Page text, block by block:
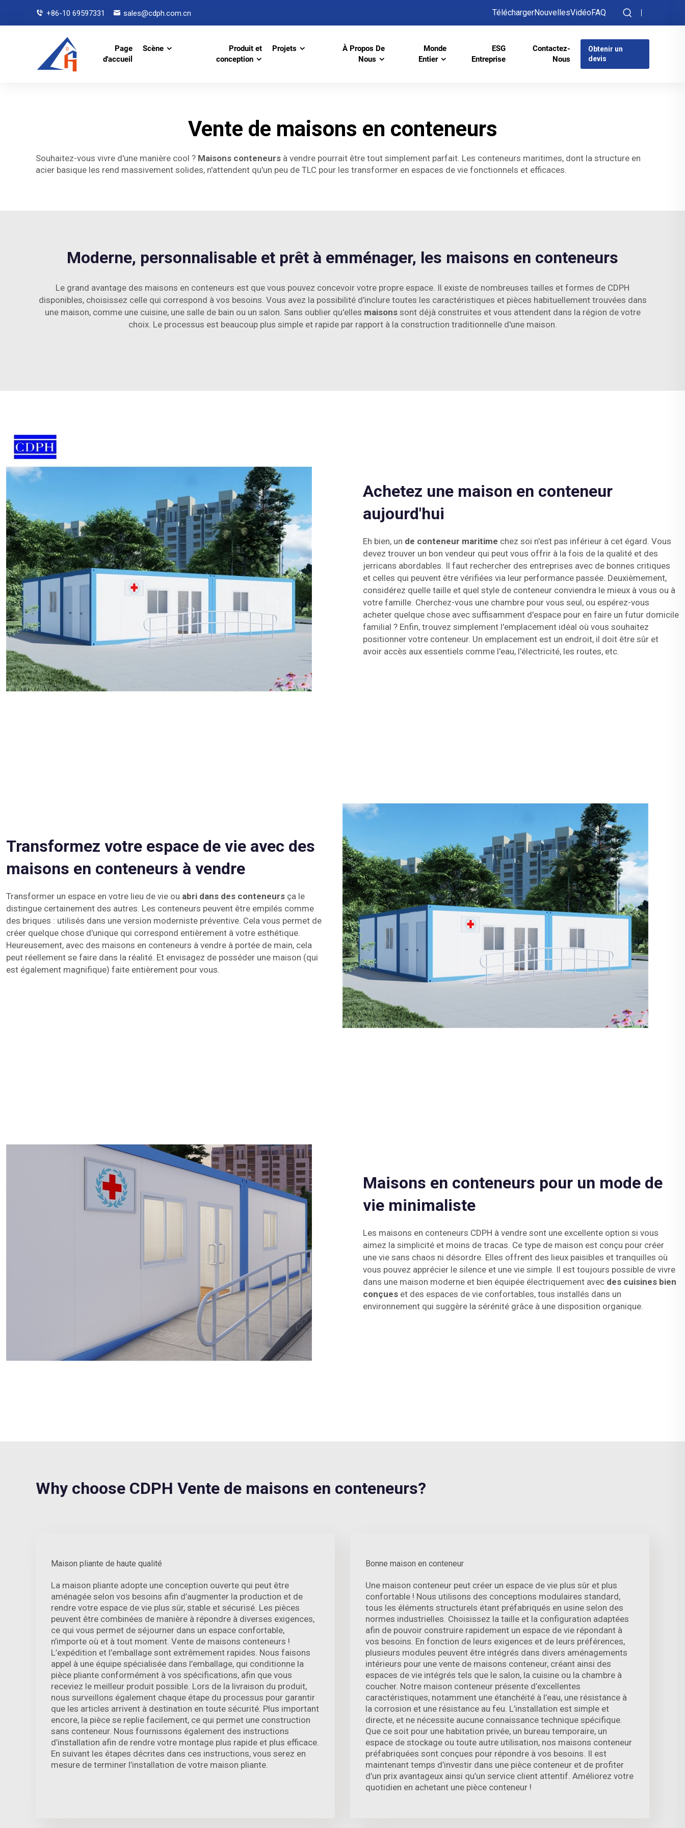
+86-10 69597331 sales@cdph.com.cn TéléchargerNouvellesVidéoFAQ
Page
d'accueil
Scène
Produit et
conception
Projets
À Propos De
Nous
Monde
Entier
ESG
Entreprise
Contactez-
Nous
Obtenir un
devis
Vente de maisons en conteneurs
Souhaitez-vous vivre d'une manière cool ? Maisons conteneurs à vendre pourrait être tout simplement parfait. Les conteneurs maritimes, dont la structure en
acier basique les rend massivement solides, n'attendent qu'un peu de TLC pour les transformer en espaces de vie fonctionnels et efficaces.
Moderne, personnalisable et prêt à emménager, les maisons en conteneurs
Le grand avantage des maisons en conteneurs est que vous pouvez concevoir votre propre espace. Il existe de nombreuses tailles et formes de CDPH
disponibles, choisissez celle qui correspond à vos besoins. Vous avez la possibilité d'inclure toutes les caractéristiques et pièces habituellement trouvées dans
une maison, comme une cuisine, une salle de bain ou un salon. Sans oublier qu'elles maisons sont déjà construites et vous attendent dans la région de votre
choix. Le processus est beaucoup plus simple et rapide par rapport à la construction traditionnelle d'une maison.
Achetez une maison en conteneur
aujourd'hui
Eh bien, un de conteneur maritime chez soi n'est pas inférieur à cet égard. Vous
devez trouver un bon vendeur qui peut vous offrir à la fois de la qualité et des
jerricans abordables. Il faut rechercher des entreprises avec de bonnes critiques
et celles qui peuvent être vérifiées via leur performance passée. Deuxièmement,
considérez quelle taille et quel style de conteneur conviendra le mieux à vous ou à
votre famille. Cherchez-vous une chambre pour vous seul, ou espérez-vous
acheter quelque chose avec suffisamment d'espace pour en faire un futur domicile
familial ? Enfin, trouvez simplement l'emplacement idéal où vous souhaitez
positionner votre conteneur. Un emplacement est un endroit, il doit être sûr et
avoir accès aux essentiels comme l'eau, l'électricité, les routes, etc.
Transformez votre espace de vie avec des
maisons en conteneurs à vendre
Transformer un espace en votre lieu de vie ou abri dans des conteneurs ça le
distingue certainement des autres. Les conteneurs peuvent être empilés comme
des briques : utilisés dans une version moderniste préventive. Cela vous permet de
créer quelque chose d'unique qui correspond entièrement à votre esthétique.
Heureusement, avec des maisons en conteneurs à vendre à portée de main, cela
peut réellement se faire dans la réalité. Et envisagez de posséder une maison (qui
est également magnifique) faite entièrement pour vous.
Maisons en conteneurs pour un mode de
vie minimaliste
Les maisons en conteneurs CDPH à vendre sont une excellente option si vous
aimez la simplicité et moins de tracas. Ce type de maison est conçu pour créer
une vie sans chaos ni désordre. Elles offrent des lieux paisibles et tranquilles où
vous pouvez apprécier le silence et une vie simple. Il est toujours possible de vivre
dans une maison moderne et bien équipée électriquement avec des cuisines bien
conçues et des espaces de vie confortables, tous installés dans un
environnement qui suggère la sérénité grâce à une disposition organique.
Why choose CDPH Vente de maisons en conteneurs?
Maison pliante de haute qualité
La maison pliante adopte une conception ouverte qui peut être
aménagée selon vos besoins afin d’augmenter la production et de
rendre votre espace de vie plus sûr, stable et sécurisé. Les pièces
peuvent être combinées de manière à répondre à diverses exigences,
ce qui vous permet de séjourner dans un espace confortable,
n’importe où et à tout moment. Vente de maisons conteneurs !
L’expédition et l’emballage sont extrêmement rapides. Nous faisons
appel à une équipe spécialisée dans l’emballage, qui conditionne la
pièce pliante conformément à vos spécifications, afin que vous
receviez le meilleur produit possible. Lors de la livraison du produit,
nous surveillons également chaque étape du processus pour garantir
que les articles arrivent à destination en toute sécurité. Plus important
encore, la pièce se replie facilement, ce qui permet une construction
sans conteneur. Nous fournissons également des instructions
d’installation afin de rendre votre montage plus rapide et plus efficace.
En suivant les étapes décrites dans ces instructions, vous serez en
mesure de terminer l’installation de votre maison pliante.
Bonne maison en conteneur
Une maison conteneur peut créer un espace de vie plus sûr et plus
confortable ! Nous utilisons des conceptions modulaires standard,
tous les éléments structurels étant préfabriqués en usine selon des
normes industrielles. Choisissez la taille et la configuration adaptées
afin de pouvoir construire rapidement un espace de vie répondant à
vos besoins. En fonction de leurs exigences et de leurs préférences,
plusieurs modules peuvent être intégrés dans divers aménagements
intérieurs pour une vente de maisons conteneur, créant ainsi des
espaces de vie intégrés tels que le salon, la cuisine ou la chambre à
coucher. Notre maison conteneur présente d’excellentes
caractéristiques, notamment une étanchéité à l’eau, une résistance à
la corrosion et une résistance au feu. L’installation est simple et
directe, et ne nécessite aucune connaissance technique spécifique.
Que ce soit pour une habitation privée, un bureau temporaire, un
espace de stockage ou toute autre utilisation, nos maisons conteneur
préfabriquées sont conçues pour répondre à vos besoins. Il est
maintenant temps d’investir dans une pièce conteneur et de profiter
d’un prix avantageux ainsi qu’un service client attentif. Améliorez votre
quotidien en achetant une pièce conteneur !